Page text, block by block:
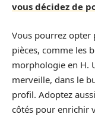
vous décidez de
Vous pourrez opter
pièces, comme les
morphologie en H.
merveille, dans le
profil. Adoptez
côtés pour enrichir